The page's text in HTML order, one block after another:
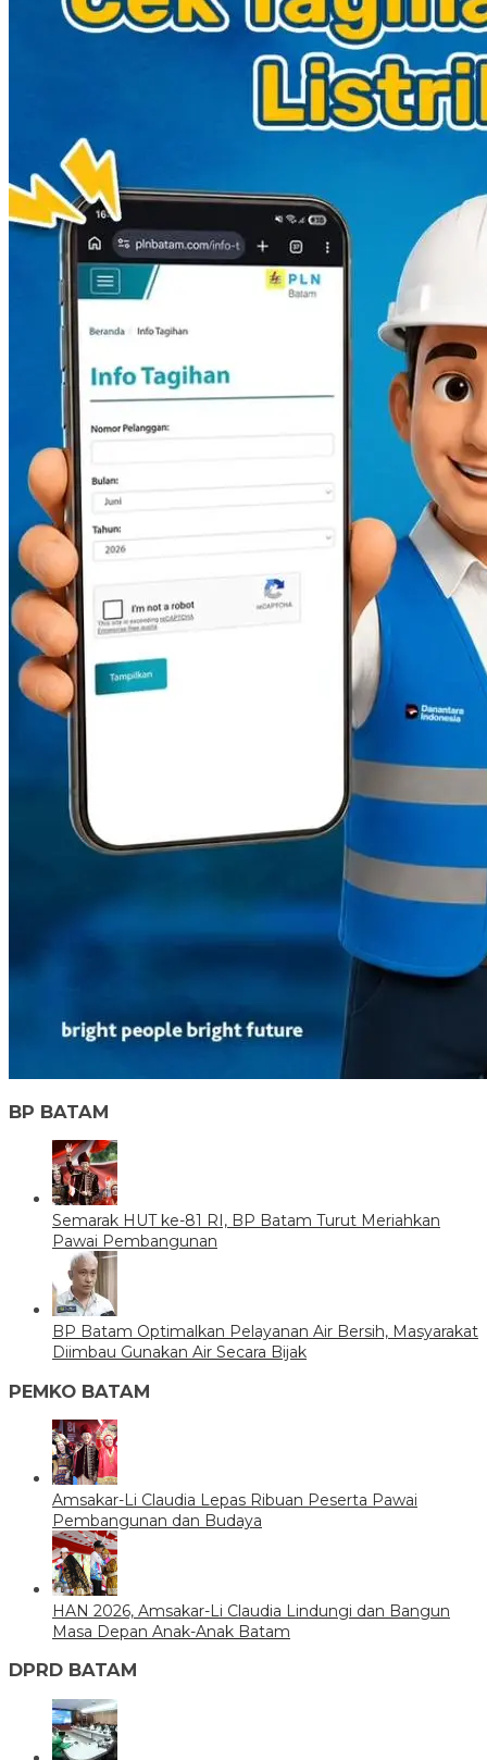
BP BATAM
Semarak HUT ke-81 RI, BP Batam Turut Meriahkan
Pawai Pembangunan
BP Batam Optimalkan Pelayanan Air Bersih, Masyarakat
Diimbau Gunakan Air Secara Bijak
PEMKO BATAM
Amsakar-Li Claudia Lepas Ribuan Peserta Pawai
Pembangunan dan Budaya
HAN 2026, Amsakar-Li Claudia Lindungi dan Bangun
Masa Depan Anak-Anak Batam
DPRD BATAM